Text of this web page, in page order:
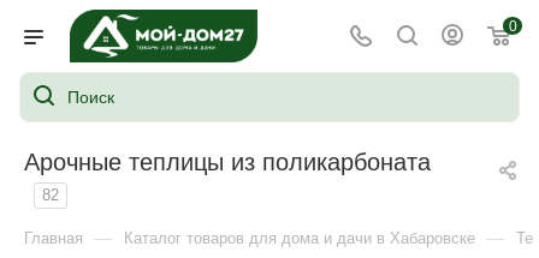
0
Арочные теплицы из поликарбоната
82
Главная — Каталог товаров для дома и дачи в Хабаровске —